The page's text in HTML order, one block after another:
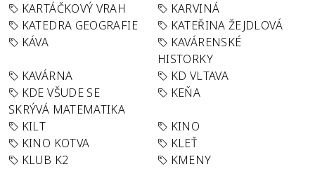
KARTÁČKOVÝ VRAH
KARVINÁ
KATEDRA GEOGRAFIE
KATEŘINA ŽEJDLOVÁ
KÁVA
KAVÁRENSKÉ
HISTORKY
KAVÁRNA
KD VLTAVA
KDE VŠUDE SE
SKRÝVÁ MATEMATIKA
KEŇA
KILT
KINO
KINO KOTVA
KLEŤ
KLUB K2
KMENY